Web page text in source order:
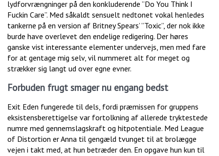
lydforvrængninger på den konkluderende ”Do You Think I
Fuckin Care”. Med såkaldt sensuelt nedtonet vokal henledes
tankerne på en version af Britney Spears’ ”Toxic”, der nok ikke
burde have overlevet den endelige redigering. Der høres
ganske vist interessante elementer undervejs, men med fare
for at gentage mig selv, vil nummeret alt for meget og
strækker sig langt ud over egne evner.
Forbuden frugt smager nu engang bedst
Exit Eden fungerede til dels, fordi præmissen for gruppens
eksistensberettigelse var fortolkning af allerede tryktestede
numre med gennemslagskraft og hitpotentiale. Med League
of Distortion er Anna til gengæld tvunget til at brolægge
vejen i takt med, at hun betræder den. En opgave hun kun til